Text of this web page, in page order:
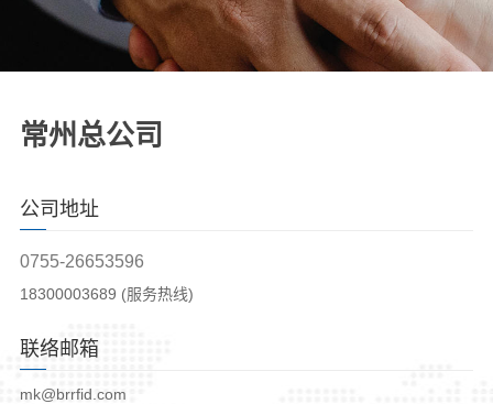
常州总公司
公司地址
0755-26653596
18300003689 (服务热线)
联络邮箱
mk@brrfid.com